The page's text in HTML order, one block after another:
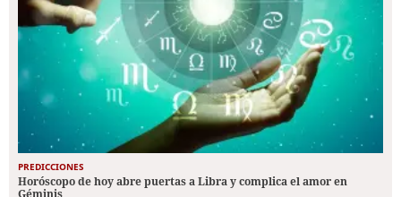
PREDICCIONES
Horóscopo de hoy abre puertas a Libra y complica el amor en
Géminis